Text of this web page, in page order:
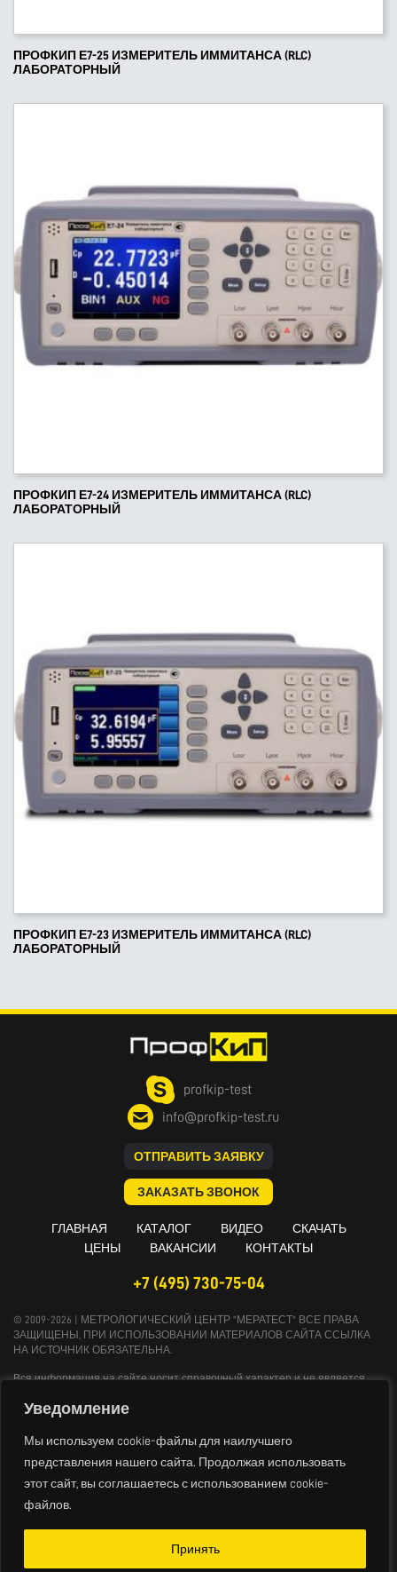
Уведомление
Мы используем cookie-файлы для наилучшего
представления нашего сайта. Продолжая использовать
этот сайт, вы соглашаетесь с использованием cookie-
файлов.
Принять
ПРОФКИП Е7-25 ИЗМЕРИТЕЛЬ ИММИТАНСА (RLC)
ЛАБОРАТОРНЫЙ
ПРОФКИП Е7-24 ИЗМЕРИТЕЛЬ ИММИТАНСА (RLC)
ЛАБОРАТОРНЫЙ
ПРОФКИП Е7-23 ИЗМЕРИТЕЛЬ ИММИТАНСА (RLC)
ЛАБОРАТОРНЫЙ
profkip-test
info@profkip-test.ru
ОТПРАВИТЬ ЗАЯВКУ
ЗАКАЗАТЬ ЗВОНОК
ГЛАВНАЯ КАТАЛОГ ВИДЕО
СКАЧАТЬ
ЦЕНЫ
ВАКАНСИИ КОНТАКТЫ
+7 (495) 730-75-04
© 2009-2026 | МЕТРОЛОГИЧЕСКИЙ ЦЕНТР "МЕРАТЕСТ" ВСЕ ПРАВА
ЗАЩИЩЕНЫ, ПРИ ИСПОЛЬЗОВАНИИ МАТЕРИАЛОВ САЙТА ССЫЛКА
НА ИСТОЧНИК ОБЯЗАТЕЛЬНА.
Вся информация на сайте носит справочный характер и не является
Гражданского кодекса Российской Федерации. Технические параметры и
без предварительного уведомления. Продукция, предлагаемая нашей
осуществлением предпринимательской деятельности. Данный ресурс
является официальным сайтом-каталогом компании, не является
интернет-магазином и носит исключительно информационный
характер.